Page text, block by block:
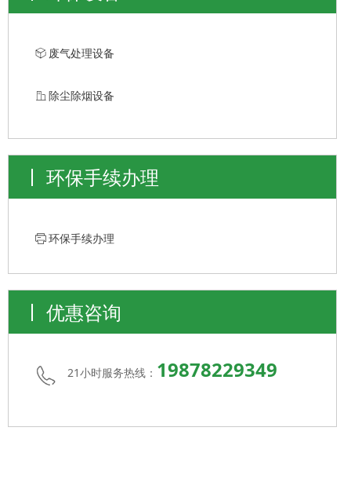
优惠咨询
21小时服务热线： 19878229349
ꁦ 废气处理设备
ꀶ 除尘除烟设备
环保手续办理
ꁧ 环保手续办理